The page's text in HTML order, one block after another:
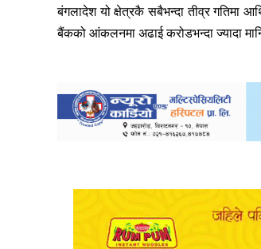
बंगलादेश यो क्षेत्रकै सबैभन्दा तीव्र गतिमा
बैंकको आंकलनमा अढाई करोडभन्दा ज्यादा